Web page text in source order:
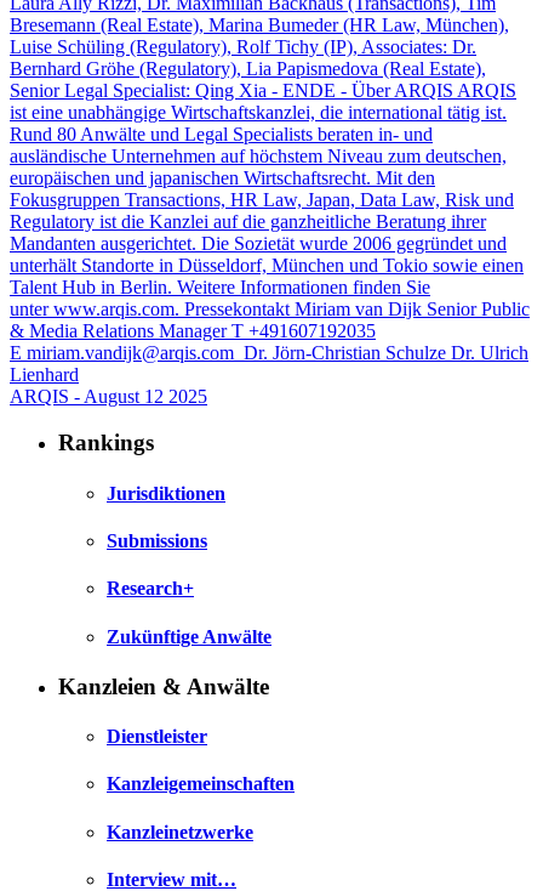
Bresemann (Real Estate), Marina Bumeder (HR Law, München),
Luise Schüling (Regulatory), Rolf Tichy (IP), Associates: Dr.
Bernhard Gröhe (Regulatory), Lia Papismedova (Real Estate),
Senior Legal Specialist: Qing Xia - ENDE - Über ARQIS ARQIS
ist eine unabhängige Wirtschaftskanzlei, die international tätig ist.
Rund 80 Anwälte und Legal Specialists beraten in- und
ausländische Unternehmen auf höchstem Niveau zum deutschen,
europäischen und japanischen Wirtschaftsrecht. Mit den
Fokusgruppen Transactions, HR Law, Japan, Data Law, Risk und
Regulatory ist die Kanzlei auf die ganzheitliche Beratung ihrer
Mandanten ausgerichtet. Die Sozietät wurde 2006 gegründet und
unterhält Standorte in Düsseldorf, München und Tokio sowie einen
Talent Hub in Berlin. Weitere Informationen finden Sie
unter www.arqis.com. Pressekontakt Miriam van Dijk Senior Public
& Media Relations Manager T +491607192035
E miriam.vandijk@arqis.com Dr. Jörn-Christian Schulze Dr. Ulrich
Lienhard
ARQIS - August 12 2025
Rankings
Jurisdiktionen
Submissions
Research+
Zukünftige Anwälte
Kanzleien & Anwälte
Dienstleister
Kanzleigemeinschaften
Kanzleinetzwerke
Interview mit…